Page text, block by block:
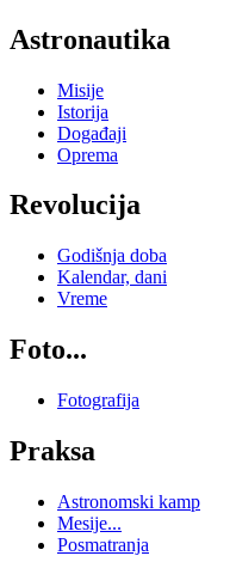
Astronautika
Misije
Istorija
Događaji
Oprema
Revolucija
Godišnja doba
Kalendar, dani
Vreme
Foto...
Fotografija
Praksa
Astronomski kamp
Mesije...
Posmatranja